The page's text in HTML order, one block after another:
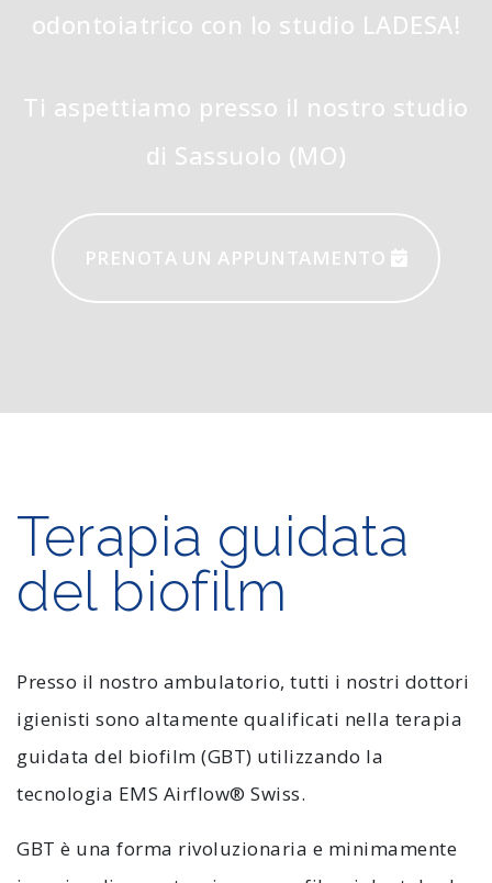
odontoiatrico con lo studio LADESA!
Ti aspettiamo presso il nostro studio
di Sassuolo (MO)
PRENOTA UN APPUNTAMENTO
Terapia guidata
del biofilm
Presso il nostro ambulatorio, tutti i nostri dottori
igienisti sono altamente qualificati nella terapia
guidata del biofilm (GBT) utilizzando la
tecnologia EMS Airflow® Swiss.
GBT è una forma rivoluzionaria e minimamente